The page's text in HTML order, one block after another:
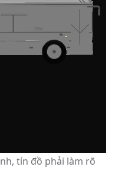
tín đồ phải làm rõ